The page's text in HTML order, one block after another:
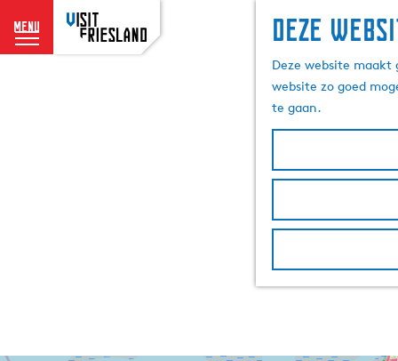
Deze
Deze website
website zo goed
te gaan.
menu
G